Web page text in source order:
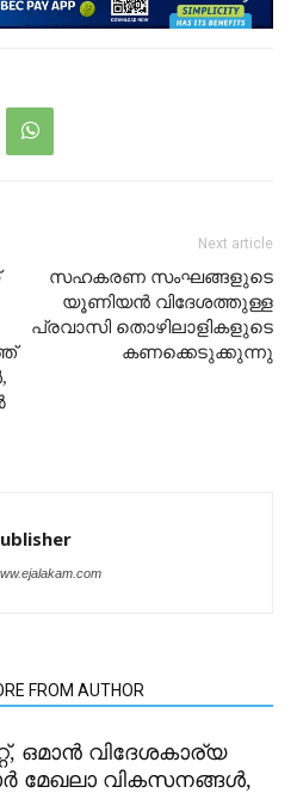
Next article
സഹകരണ സംഘങ്ങളുടെ
യൂണിയൻ വിദേശത്തുള്ള
പ്രവാസി തൊഴിലാളികളുടെ
കണക്കെടുക്കുന്നു
FROM AUTHOR
ഒമാൻ വിദേശകാര്യ
മേഖലാ വികസനങ്ങൾ,